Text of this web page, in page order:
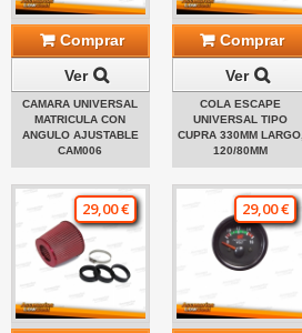
Comprar
Ver
CAMARA UNIVERSAL
MATRICULA CON
ANGULO AJUSTABLE
CAM006
Comprar
Ver
COLA ESCAPE
UNIVERSAL TIPO
CUPRA 330MM LARGO,
120/80MM
29,00 € 29,00 €